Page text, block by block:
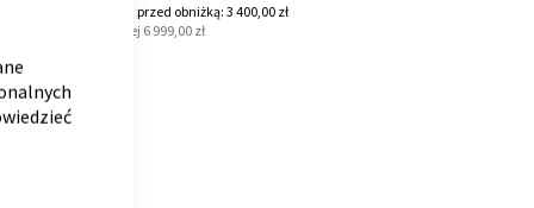
CLOSE
COOKIE
Najniższa cena z 30 dni przed obniżką: 3 400,00 zł
* Dla zamówień powyżej 6 999,00 zł